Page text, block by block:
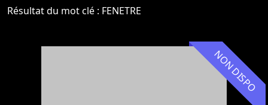
Résultat du mot clé : FENETRE
NON DISPO